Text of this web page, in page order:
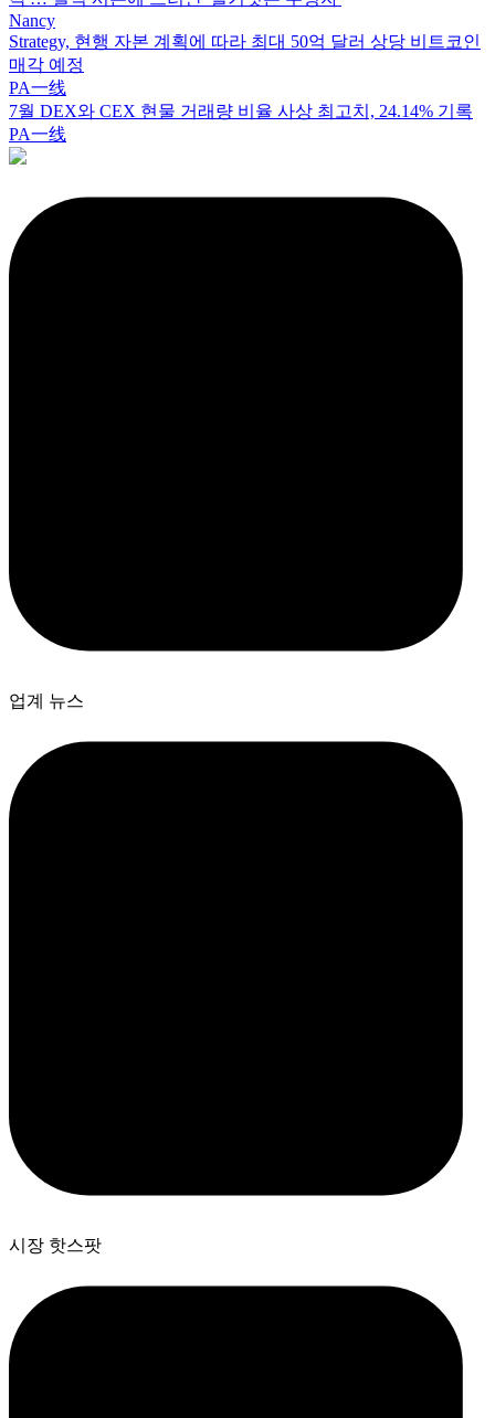
Nancy
Strategy, 현행 자본 계획에 따라 최대 50억 달러 상당 비트코인
매각 예정
PA一线
7월 DEX와 CEX 현물 거래량 비율 사상 최고치, 24.14% 기록
PA一线
업계 뉴스
시장 핫스팟